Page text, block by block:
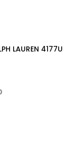
LAUREN 4177U